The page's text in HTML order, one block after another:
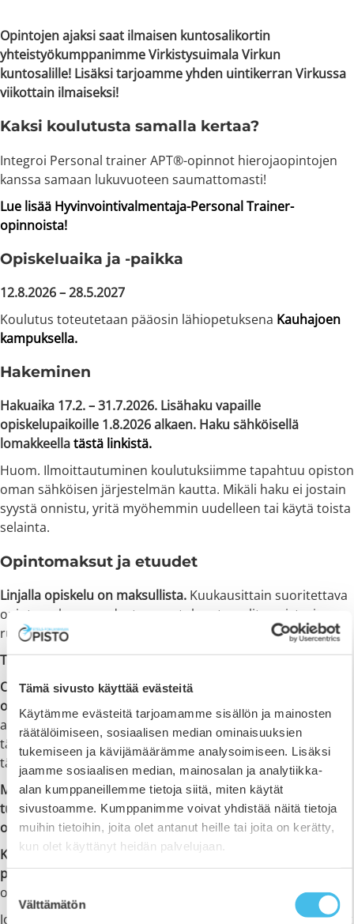
Tämä sivusto käyttää evästeitä
Käytämme evästeitä tarjoamamme sisällön ja mainosten
räätälöimiseen, sosiaalisen median ominaisuuksien
tukemiseen ja kävijämäärämme analysoimiseen. Lisäksi
jaamme sosiaalisen median, mainosalan ja analytiikka-
alan kumppaneillemme tietoja siitä, miten käytät
sivustoamme. Kumppanimme voivat yhdistää näitä tietoja
muihin tietoihin, joita olet antanut heille tai joita on kerätty,
kun olet käyttänyt heidän palvelujaan.
Suostumuksen
valinta
Välttämätön
Opintojen ajaksi saat ilmaisen kuntosalikortin
yhteistyökumppanimme Virkistysuimala Virkun
kuntosalille! Lisäksi tarjoamme yhden uintikerran Virkussa
viikottain ilmaiseksi!
Kaksi koulutusta samalla kertaa?
Integroi Personal trainer APT®-opinnot hierojaopintojen
kanssa samaan lukuvuoteen saumattomasti!
Lue lisää Hyvinvointivalmentaja-Personal Trainer-
opinnoista!
Opiskeluaika ja -paikka
12.8.2026 – 28.5.2027
Koulutus toteutetaan pääosin lähiopetuksena Kauhajoen
kampuksella.
Hakeminen
Hakuaika 17.2. – 31.7.2026. Lisähaku vapaille
opiskelupaikoille 1.8.2026 alkaen. Haku sähköisellä
lomakkeellatästä linkistä.
Huom. Ilmoittautuminen koulutuksiimme tapahtuu opiston
oman sähköisen järjestelmän kautta. Mikäli haku ei jostain
syystä onnistu, yritä myöhemmin uudelleen tai käytä toista
selainta.
Opintomaksut ja etuudet
Linjalla opiskelu on maksullista. Kuukausittain suoritettava
opintomaksu muodostuu opetuksesta, valitsemistasi
ruokailuista ja mahdollisista asumiskustannuksista.
Tarkemmat tiedot opintomaksuista voit katsoatäältä.
Opiskelu on päätoimista opiskelua ja oikeuttaa
opintotukeen.
Opistolla asumiseen saat lisäksi 88,87€/kk
asumislisää Kelalta. Huomaathan, että opistolla asuva
täysi-ikäinen opiskelija saa opintotuen aina
täysimääräisenä. Lisätietoja opintotuesta Kelan sivuilta.
Muistathan, että toisen asteen opintotuki ei vähennä
tulevia korkeakouluopintojasi varten myönnettäviä
opintotukikuukausia.
Kaikilla opiston opintolinjoilla on mahdollisuus opiskella
puoli vuotta työttömyysetuudellahenkilökohtaisen
opiskelusuunnitelman mukaisesti.
Jos haluat kehittää osaamistasi työttömyyden aikana ja olet